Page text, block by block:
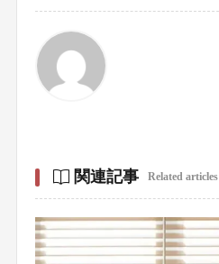
関連記事 Related articles